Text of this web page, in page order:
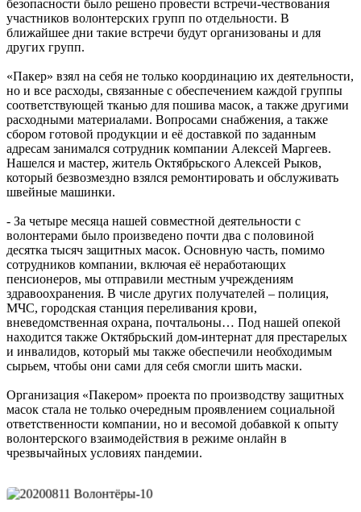
безопасности было решено провести встречи-чествования
участников волонтерских групп по отдельности. В
ближайшее дни такие встречи будут организованы и для
других групп.
«Пакер» взял на себя не только координацию их деятельности,
но и все расходы, связанные с обеспечением каждой группы
соответствующей тканью для пошива масок, а также другими
расходными материалами. Вопросами снабжения, а также
сбором готовой продукции и её доставкой по заданным
адресам занимался сотрудник компании Алексей Маргеев.
Нашелся и мастер, житель Октябрьского Алексей Рыков,
который безвозмездно взялся ремонтировать и обслуживать
швейные машинки.
- За четыре месяца нашей совместной деятельности с
волонтерами было произведено почти два с половиной
десятка тысяч защитных масок. Основную часть, помимо
сотрудников компании, включая её неработающих
пенсионеров, мы отправили местным учреждениям
здравоохранения. В числе других получателей – полиция,
МЧС, городская станция переливания крови,
вневедомственная охрана, почтальоны… Под нашей опекой
находится также Октябрьский дом-интернат для престарелых
и инвалидов, который мы также обеспечили необходимым
сырьем, чтобы они сами для себя смогли шить маски.
Организация «Пакером» проекта по производству защитных
масок стала не только очередным проявлением социальной
ответственности компании, но и весомой добавкой к опыту
волонтерского взаимодействия в режиме онлайн в
чрезвычайных условиях пандемии.